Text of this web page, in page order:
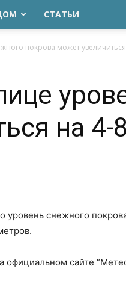
СТАТЬИ
покрова может
на 4-
уровень снежного
сайте